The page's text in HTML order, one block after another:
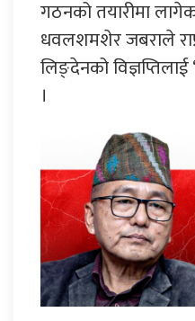
गठनको तयारीमा
धवलशमशेर जबराले
लिङ्देनको विज्ञप्तिलाई
।